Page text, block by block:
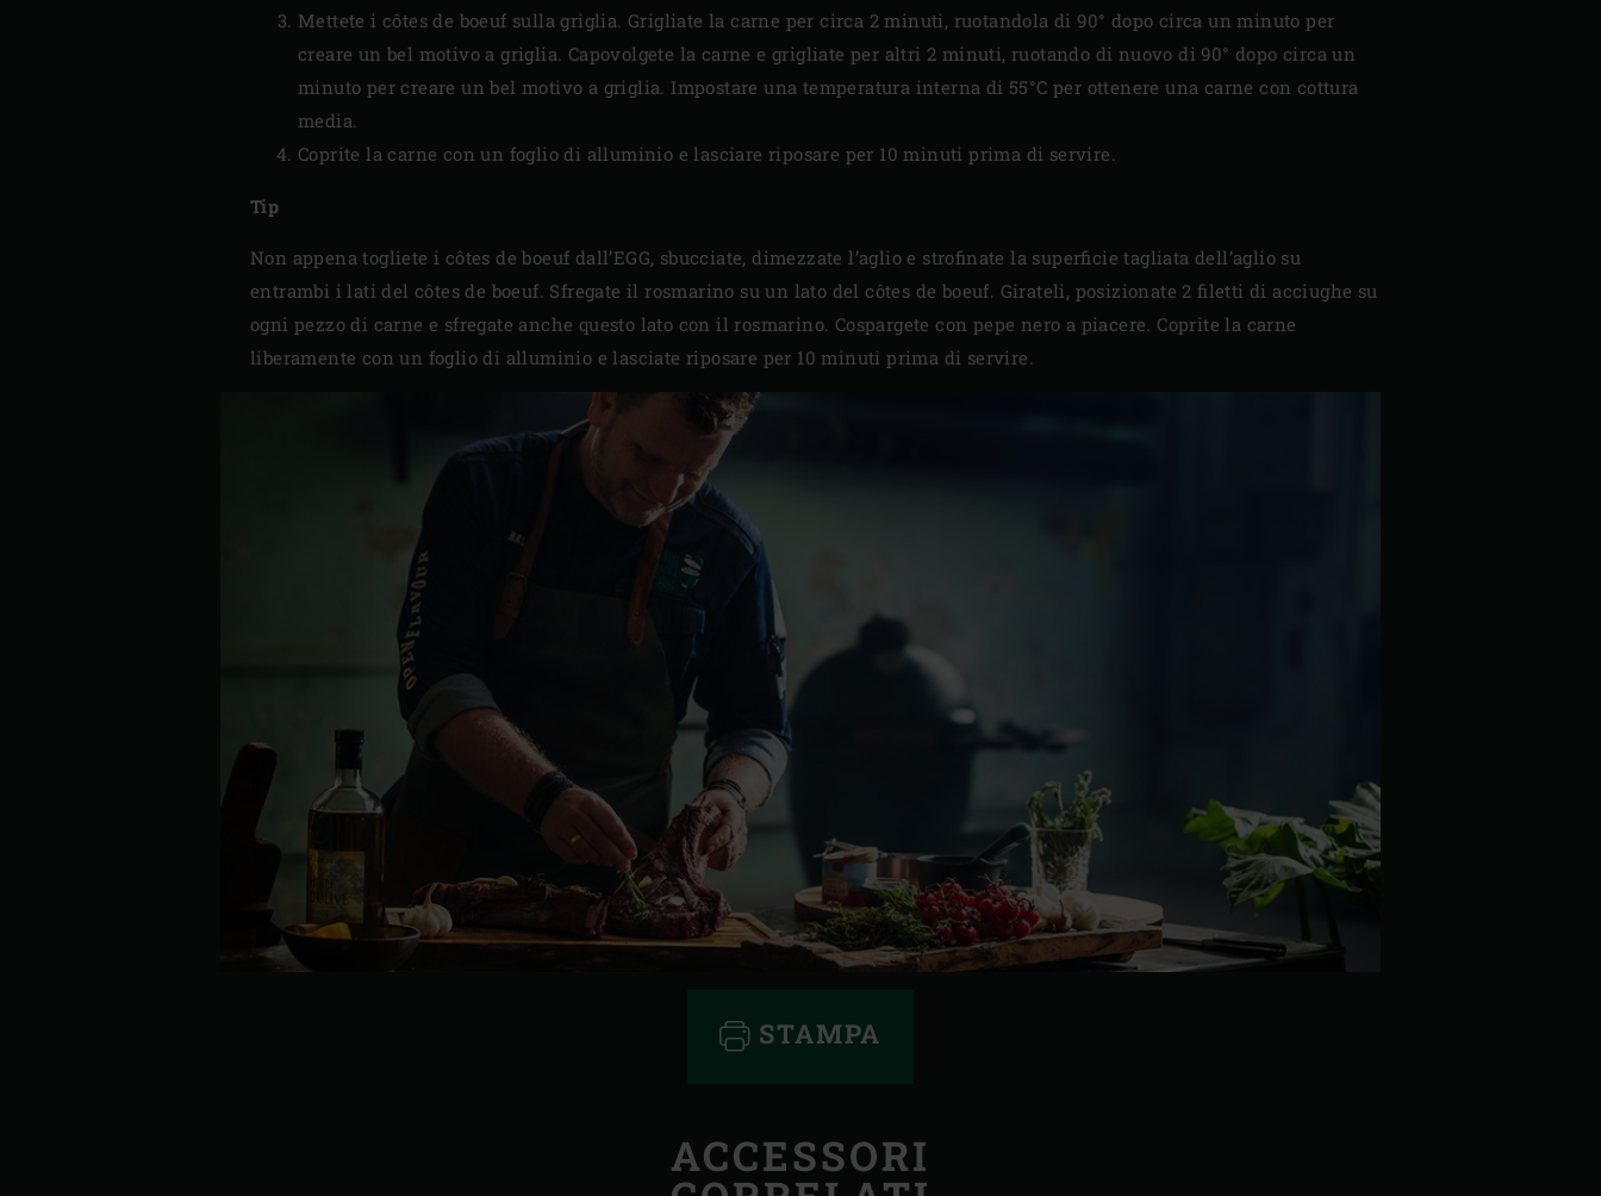
Mettete i côtes de boeuf sulla griglia. Grigliate la carne per circa 2 minuti, ruotandola di 90° dopo circa un minuto per
creare un bel motivo a griglia. Capovolgete la carne e grigliate per altri 2 minuti, ruotando di nuovo di 90° dopo circa un
minuto per creare un bel motivo a griglia. Impostare una temperatura interna di 55°C per ottenere una carne con cottura
media.
Coprite la carne con un foglio di alluminio e lasciare riposare per 10 minuti prima di servire.
Tip
Non appena togliete i côtes de boeuf dall’EGG, sbucciate, dimezzate l’aglio e strofinate la superficie tagliata dell’aglio su
entrambi i lati del côtes de boeuf. Sfregate il rosmarino su un lato del côtes de boeuf. Girateli, posizionate 2 filetti di acciughe su
ogni pezzo di carne e sfregate anche questo lato con il rosmarino. Cospargete con pepe nero a piacere. Coprite la carne
liberamente con un foglio di alluminio e lasciate riposare per 10 minuti prima di servire.
STAMPA
ACCESSORI